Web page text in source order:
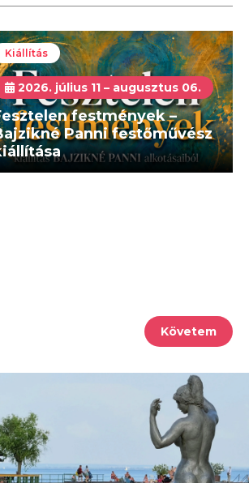
Kiállítás
2026. július 11 – augusztus 06.
festmények –
Panni festőművész
Követem